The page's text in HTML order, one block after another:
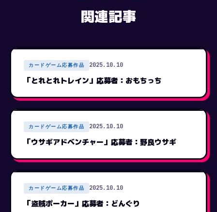
関連記事
カードゲーム応募作品 2025.10.10
「とれとれトレイン」応募者：おもちっち
カードゲーム応募作品 2025.10.10
「ウサギアドベンチャー」応募者：野良ウサギ
カードゲーム応募作品 2025.10.10
「盗賊ポーカー」応募者：どんぐり